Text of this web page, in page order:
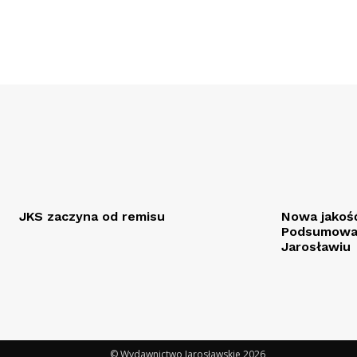
JKS zaczyna od remisu
Nowa
Jarosławiu
© Wydawnictwo Jarosławskie 2026